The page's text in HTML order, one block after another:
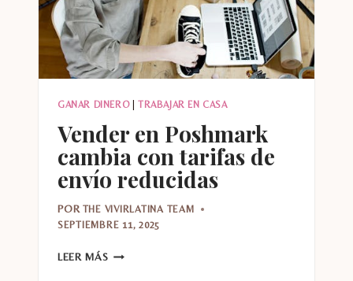
GANAR DINERO| TRABAJAR EN CASA
Vender en Poshmark
cambia con tarifas de
envío reducidas
POR THE VIVIRLATINA TEAM
SEPTIEMBRE 11, 2025
LEER MÁS VENDER